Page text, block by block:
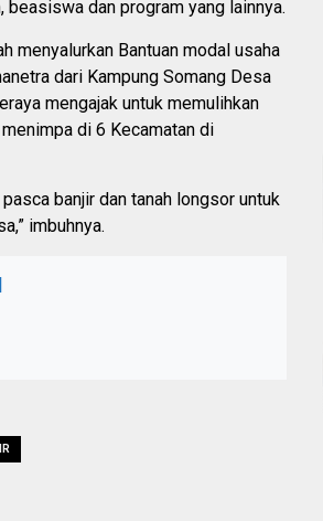
beasiswa dan program yang lainnya.
menyalurkan Bantuan modal usaha
dari Kampung Somang Desa
mengajak untuk memulihkan
di 6 Kecamatan di
banjir dan tanah longsor untuk
imbuhnya.